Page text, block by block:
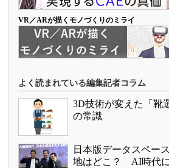
VR／ARが描くモノづくりのミライ
よく読まれている編集記者コラム
3D技術が変えた「靴
の常識
日本版データスペー
地はどこ？ AI時代